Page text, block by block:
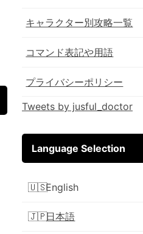
キャラクター別攻略一覧
コマンド表記や用語
プライバシーポリシー
Tweets by jusful_doctor
Language Selection
English
日本語